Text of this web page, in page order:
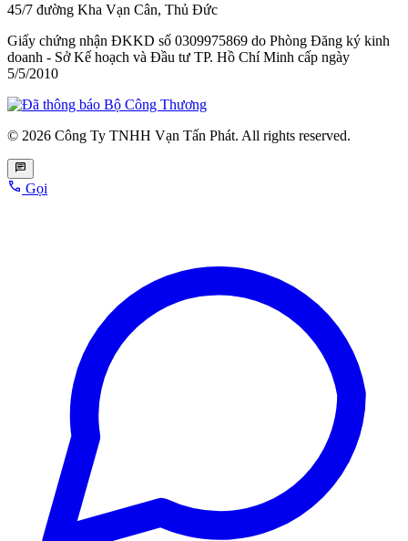
45/7 đường Kha Vạn Cân, Thủ Đức
Giấy chứng nhận ĐKKD số 0309975869 do Phòng Đăng ký kinh
doanh - Sở Kế hoạch và Đầu tư TP. Hồ Chí Minh cấp ngày
5/5/2010
© 2026 Công Ty TNHH Vạn Tấn Phát. All rights reserved.
Gọi